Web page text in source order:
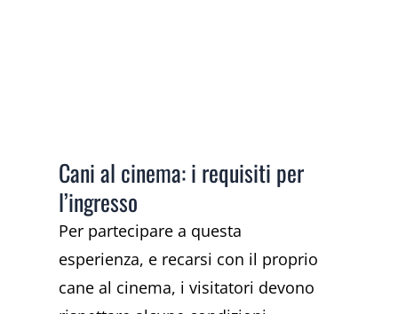
Cani al cinema: i requisiti per
l’ingresso
Per partecipare a questa
esperienza, e recarsi con il proprio
cane al cinema, i visitatori devono